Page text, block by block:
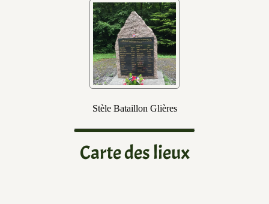
Stèle Bataillon Glières
Carte des lieux